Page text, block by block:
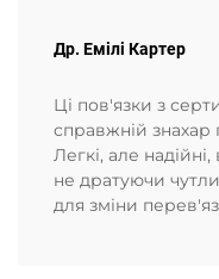
Др. Емілі Картер
Ці пов'язки з
справжній знахар
Легкі, але
не дратуючи
для зміни